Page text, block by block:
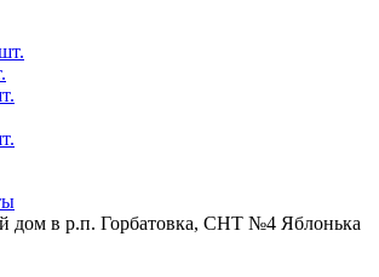
дом в р.п. Горбатовка, СНТ №4 Яблонька